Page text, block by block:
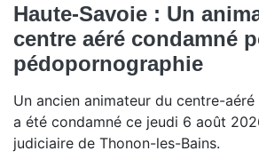
Haute-Savoie : Un
centre aéré condamné
pédopornographie
Un ancien animateur du centre-
a été condamné ce jeudi 6 août
judiciaire de Thonon-les-Bains.